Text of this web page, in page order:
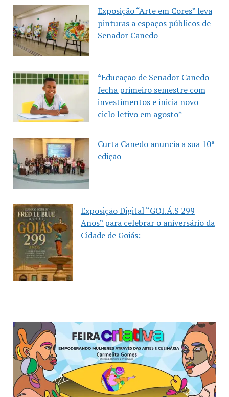
Exposição “Arte em Cores” leva
pinturas a espaços públicos de
Senador Canedo
*Educação de Senador Canedo
fecha primeiro semestre com
investimentos e inicia novo
ciclo letivo em agosto*
Curta Canedo anuncia a sua 10ª
edição
Exposição Digital “GOI.Á.S 299
Anos” para celebrar o aniversário da
Cidade de Goiás: